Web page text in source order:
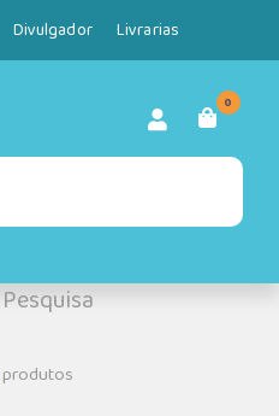
Divulgador Livrarias
0
Pesquisa
produtos